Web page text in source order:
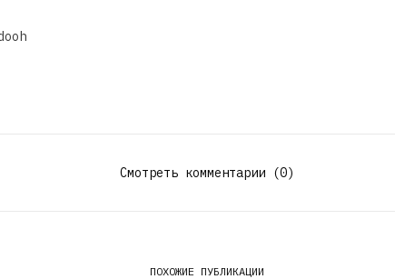
Смотреть комментарии (0)
ПОХОЖИЕ ПУБЛИКАЦИИ